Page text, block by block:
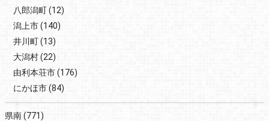
八郎潟町(12)
潟上市(140)
井川町(13)
大潟村(22)
由利本荘市(176)
にかほ市(84)
県南(771)